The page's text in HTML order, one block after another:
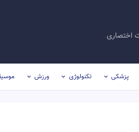
اختصاری
پزشکی تکنولوژی ورزش